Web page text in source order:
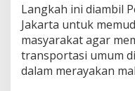
o
n
a
l
d
i
Langkah ini diambil
Jakarta untuk
masyarakat agar
transportasi umum
dalam merayakan